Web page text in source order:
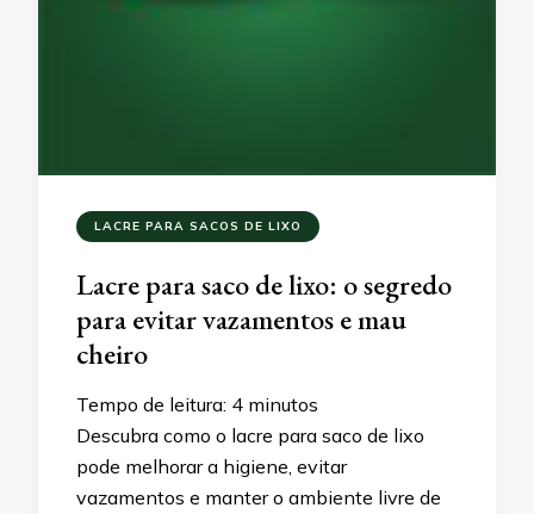
LACRE PARA SACOS DE LIXO
Lacre para saco de lixo: o segredo
para evitar vazamentos e mau
cheiro
Tempo de leitura: 4 minutos
Descubra como o lacre para saco de lixo
pode melhorar a higiene, evitar
vazamentos e manter o ambiente livre de